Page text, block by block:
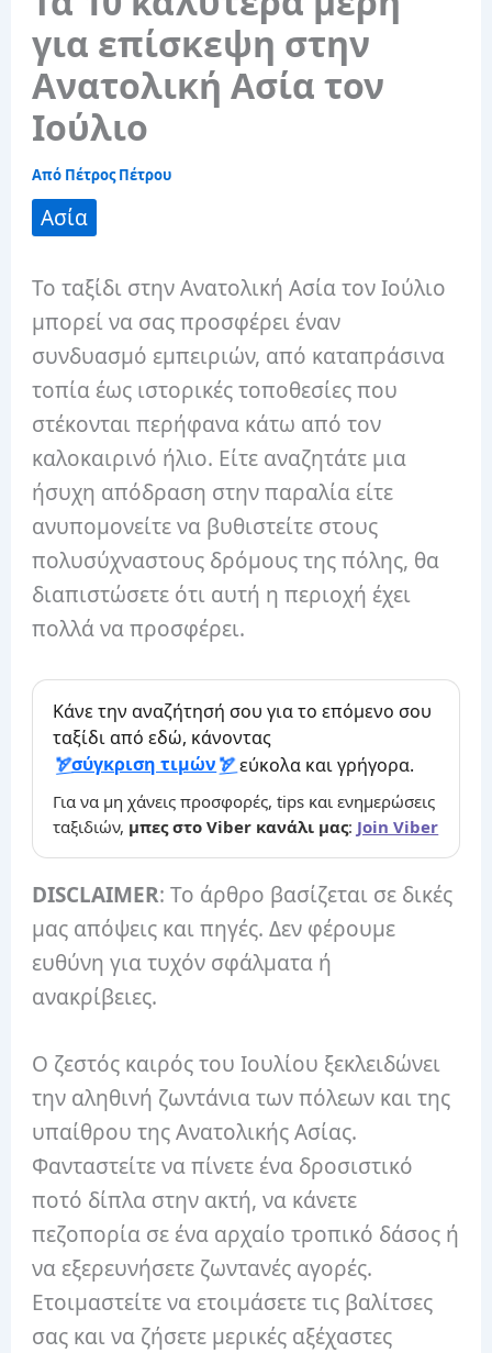
για επίσκεψη στην
Ανατολική Ασία τον
Ιούλιο
Από Πέτρος Πέτρου
Ασία
Το ταξίδι στην Ανατολική Ασία τον Ιούλιο
μπορεί να σας προσφέρει έναν
συνδυασμό εμπειριών, από καταπράσινα
τοπία έως ιστορικές τοποθεσίες που
στέκονται περήφανα κάτω από τον
καλοκαιρινό ήλιο. Είτε αναζητάτε μια
ήσυχη απόδραση στην παραλία είτε
ανυπομονείτε να βυθιστείτε στους
πολυσύχναστους δρόμους της πόλης, θα
διαπιστώσετε ότι αυτή η περιοχή έχει
πολλά να προσφέρει.
Κάνε την αναζήτησή σου για το επόμενο σου
ταξίδι από εδώ, κάνοντας
σύγκριση τιμών
εύκολα και γρήγορα.
Για να μη χάνεις προσφορές, tips και ενημερώσεις
ταξιδιών, μπες στο Viber κανάλι μας: Join Viber
DISCLAIMER: Το άρθρο βασίζεται σε δικές
μας απόψεις και πηγές. Δεν φέρουμε
ευθύνη για τυχόν σφάλματα ή
ανακρίβειες.
Ο ζεστός καιρός του Ιουλίου ξεκλειδώνει
την αληθινή ζωντάνια των πόλεων και της
υπαίθρου της Ανατολικής Ασίας.
Φανταστείτε να πίνετε ένα δροσιστικό
ποτό δίπλα στην ακτή, να κάνετε
πεζοπορία σε ένα αρχαίο τροπικό δάσος ή
να εξερευνήσετε ζωντανές αγορές.
Ετοιμαστείτε να ετοιμάσετε τις βαλίτσες
σας και να ζήσετε μερικές αξέχαστες